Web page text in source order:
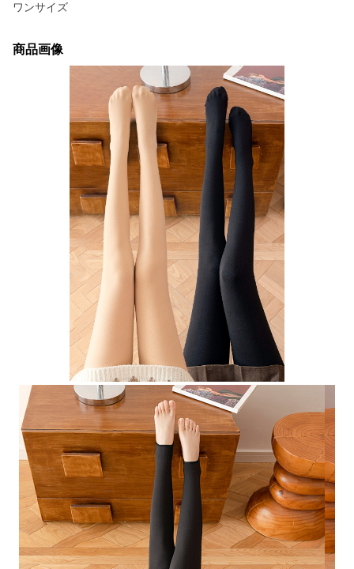
ワンサイズ
商品画像